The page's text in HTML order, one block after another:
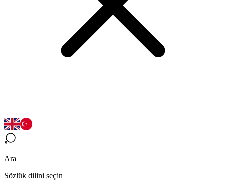
Ara
Sözlük dilini seçin